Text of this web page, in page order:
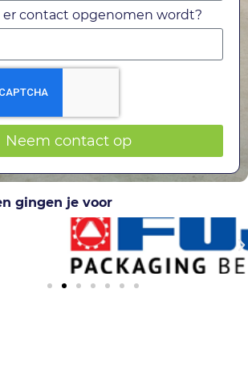
er contact opgenomen wordt?
Neem contact op
gingen je voor